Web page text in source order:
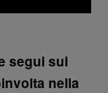
segui sui
nella